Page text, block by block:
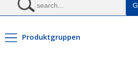
Produktgruppen